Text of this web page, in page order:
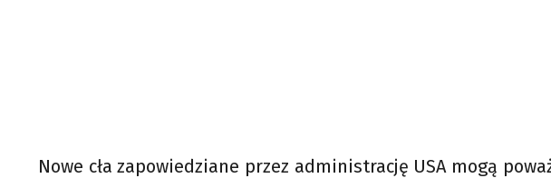
Nowe cła zapowiedziane przez administrację USA mogą